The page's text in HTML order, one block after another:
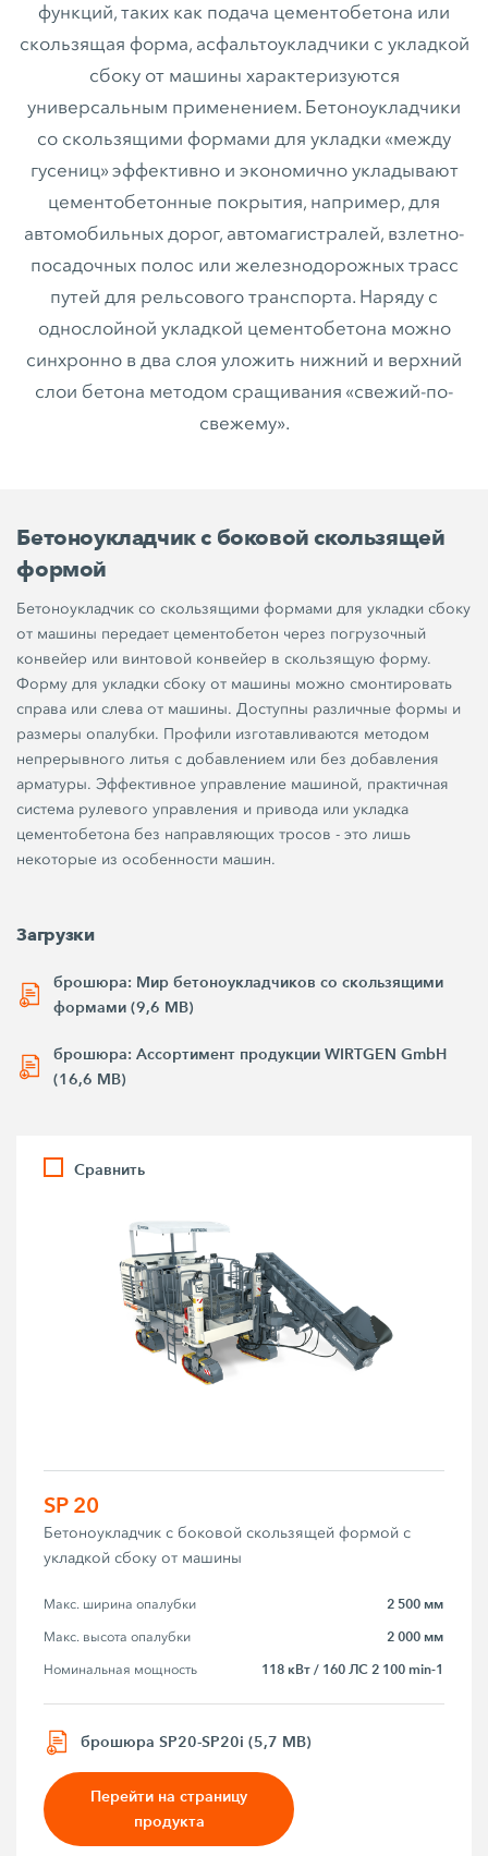
функций, таких как подача цементобетона или
скользящая форма, асфальтоукладчики с укладкой
сбоку от машины характеризуются
универсальным применением. Бетоноукладчики
со скользящими формами для укладки «между
гусениц» эффективно и экономично укладывают
цементобетонные покрытия, например, для
автомобильных дорог, автомагистралей, взлетно-
посадочных полос или железнодорожных трасс
путей для рельсового транспорта. Наряду с
однослойной укладкой цементобетона можно
синхронно в два слоя уложить нижний и верхний
слои бетона методом сращивания «свежий-по-
свежему».
Бетоноукладчик с боковой скользящей
формой
Бетоноукладчик со скользящими формами для укладки сбоку
от машины передает цементобетон через погрузочный
конвейер или винтовой конвейер в скользящую форму.
Форму для укладки сбоку от машины можно смонтировать
справа или слева от машины. Доступны различные формы и
размеры опалубки. Профили изготавливаются методом
непрерывного литья с добавлением или без добавления
арматуры. Эффективное управление машиной, практичная
система рулевого управления и привода или укладка
цементобетона без направляющих тросов - это лишь
некоторые из особенности машин.
Загрузки
брошюра: Мир бетоноукладчиков со скользящими
формами (9,6 MB)
брошюра: Ассортимент продукции WIRTGEN GmbH
(16,6 MB)
Сравнить
SP 20
Бетоноукладчик с боковой скользящей формой с
укладкой сбоку от машины
Макс. ширина опалубки 2 500 мм
Макс. высота опалубки 2 000 мм
Номинальная мощность 118 кВт / 160 ЛС 2 100 min-1
брошюра SP20-SP20i (5,7 MB)
Перейти на страницу
продукта